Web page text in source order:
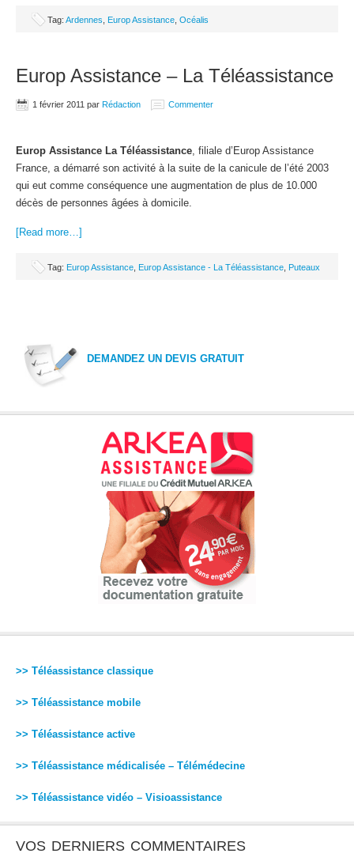
Tag: Ardennes Europ Assistance Océalis
Europ Assistance – La Téléassistance
1 février 2011 par Rédaction Commenter
Europ Assistance La Téléassistance, filiale d’Europ Assistance
France, a démarré son activité à la suite de la canicule de l’été 2003
qui eut comme conséquence une augmentation de plus de 10.000
décès de personnes âgées à domicile.
[Read more…]
Tag: Europ Assistance Europ Assistance - La Téléassistance Puteaux
DEMANDEZ UN DEVIS GRATUIT
>> Téléassistance classique
>> Téléassistance mobile
>> Téléassistance active
>> Téléassistance médicalisée – Télémédecine
>> Téléassistance vidéo – Visioassistance
VOS DERNIERS COMMENTAIRES